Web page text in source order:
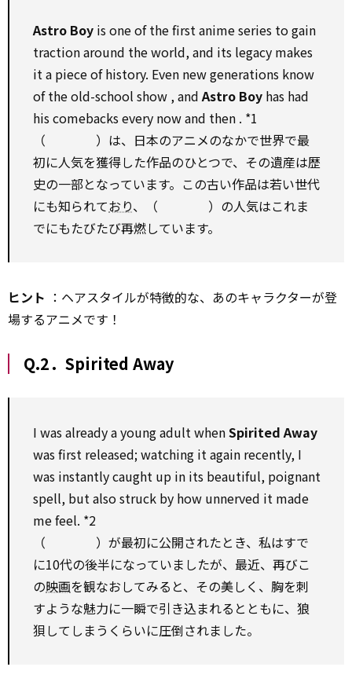
Astro Boy is one of the first anime series togain
tractionaround the world, and its legacy makes
it a piece of history. Even new generations know
of the old-school show , and Astro Boy has had
his comebacks every nowand then . *1
（ ）は、日本のアニメのなかで世界で最
初に人気を獲得した作品のひとつで、その遺産は歴
史の一部となっています。この古い作品は若い世代
にも知られており、（ ）の人気はこれま
でにもたびたび再燃しています。
ヒント ：ヘアスタイルが特徴的な、あのキャラクターが登
場するアニメです！
Q.2．Spirited Away
I was already a young adult whenSpirited Away
was first released; watching it again recently, I
was instantly caught up in its beautiful, poignant
spell, butalsostruck by how unnerved it made
me feel. *2
（ ）が最初に公開されたとき、私はすで
に10代の後半になっていましたが、最近、再びこ
の映画を観なおしてみると、その美しく、胸を刺
すような魅力に一瞬で引き込まれるとともに、狼
狽してしまうくらいに圧倒されました。